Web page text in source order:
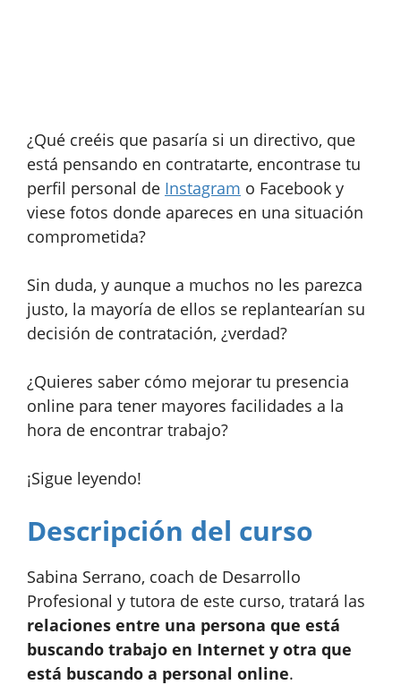
¿Qué creéis que pasaría si un directivo, que
está pensando en contratarte, encontrase tu
perfil personal de Instagram o Facebook y
viese fotos donde apareces en una situación
comprometida?
Sin duda, y aunque a muchos no les parezca
justo, la mayoría de ellos se replantearían su
decisión de contratación, ¿verdad?
¿Quieres saber cómo mejorar tu presencia
online para tener mayores facilidades a la
hora de encontrar trabajo?
¡Sigue leyendo!
Descripción del curso
Sabina Serrano, coach de Desarrollo
Profesional y tutora de este curso, tratará las
relaciones entre una persona que está
buscando trabajo en Internet y otra que
está buscando a personal online.